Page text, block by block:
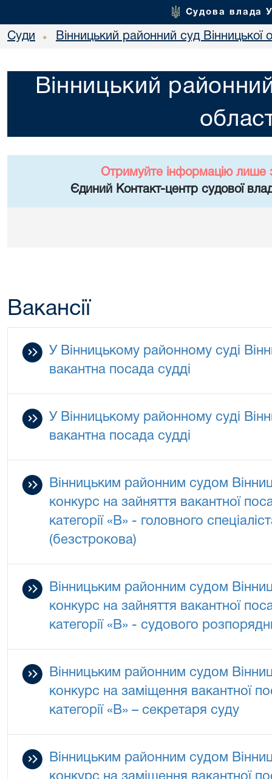
Судова влада
Суди • Вінницький районний суд Вінницької
Вінницький
Отримуйте інформацію лише
Єдиний Контакт-центр судової
Вакансії
У Вінницькому районному суді
вакантна посада судді
У Вінницькому районному суді
вакантна посада судді
Вінницьким районним судом
конкурс на зайняття вакантної
категорії «В» - головного
(безстрокова)
Вінницьким районним судом
конкурс на зайняття вакантної
категорії «В» - судового
Вінницьким районним судом
конкурс на заміщення вакантної
категорії «В» – секретаря суду
Вінницьким районним судом
конкурс на заміщення вакантної